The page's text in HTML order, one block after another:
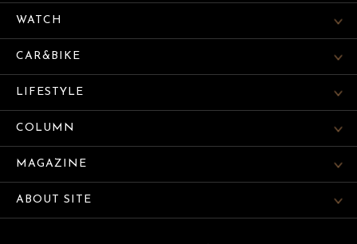
WATCH
CAR&BIKE
LIFESTYLE
COLUMN
MAGAZINE
ABOUT SITE